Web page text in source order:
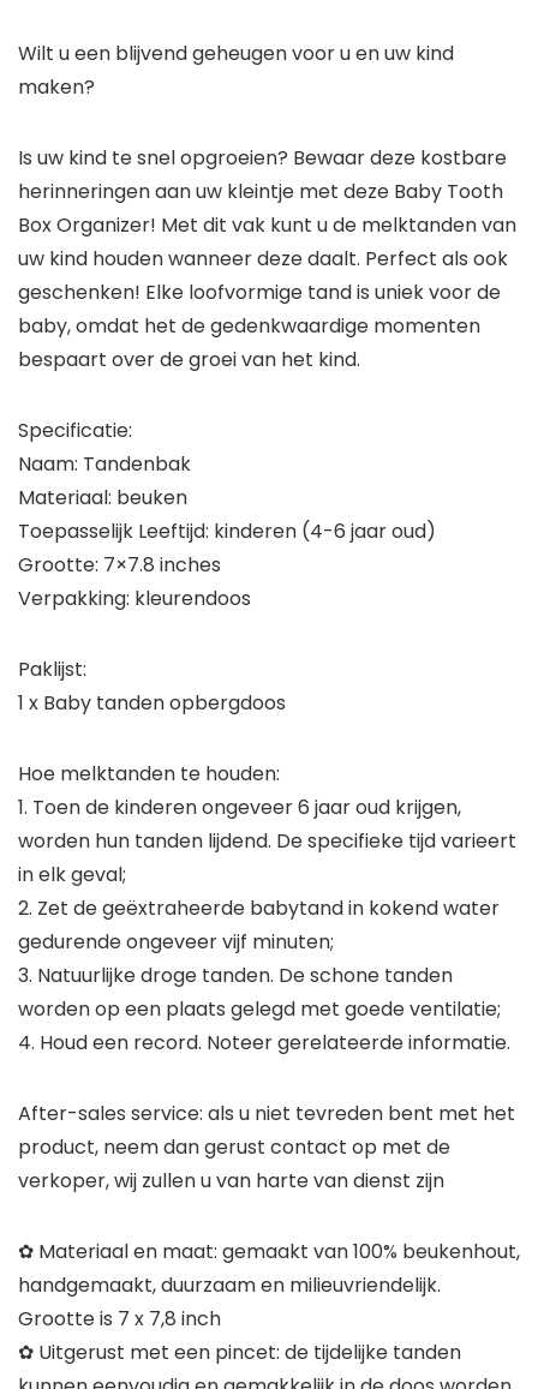
Wilt u een blijvend geheugen voor u en uw kind
maken?
Is uw kind te snel opgroeien? Bewaar deze kostbare
herinneringen aan uw kleintje met deze Baby Tooth
Box Organizer! Met dit vak kunt u de melktanden van
uw kind houden wanneer deze daalt. Perfect als ook
geschenken! Elke loofvormige tand is uniek voor de
baby, omdat het de gedenkwaardige momenten
bespaart over de groei van het kind.
Specificatie:
Naam: Tandenbak
Materiaal: beuken
Toepasselijk Leeftijd: kinderen (4-6 jaar oud)
Grootte: 7×7.8 inches
Verpakking: kleurendoos
Paklijst:
1 x Baby tanden opbergdoos
Hoe melktanden te houden:
1. Toen de kinderen ongeveer 6 jaar oud krijgen,
worden hun tanden lijdend. De specifieke tijd varieert
in elk geval;
2. Zet de geëxtraheerde babytand in kokend water
gedurende ongeveer vijf minuten;
3. Natuurlijke droge tanden. De schone tanden
worden op een plaats gelegd met goede ventilatie;
4. Houd een record. Noteer gerelateerde informatie.
After-sales service: als u niet tevreden bent met het
product, neem dan gerust contact op met de
verkoper, wij zullen u van harte van dienst zijn
✿ Materiaal en maat: gemaakt van 100% beukenhout,
handgemaakt, duurzaam en milieuvriendelijk.
Grootte is 7 x 7,8 inch
✿ Uitgerust met een pincet: de tijdelijke tanden